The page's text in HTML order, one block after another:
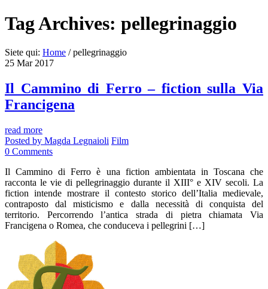
Tag Archives: pellegrinaggio
Siete qui: Home / pellegrinaggio
25 Mar 2017
Il Cammino di Ferro – fiction sulla Via
Francigena
read more
Posted by Magda Legnaioli Film
0 Comments
Il Cammino di Ferro è una fiction ambientata in Toscana che
racconta le vie di pellegrinaggio durante il XIII° e XIV secoli. La
fiction intende mostrare il contesto storico dell’Italia medievale,
contraposto dal misticismo e dalla necessità di conquista del
territorio. Percorrendo l’antica strada di pietra chiamata Via
Francigena o Romea, che conduceva i pellegrini […]